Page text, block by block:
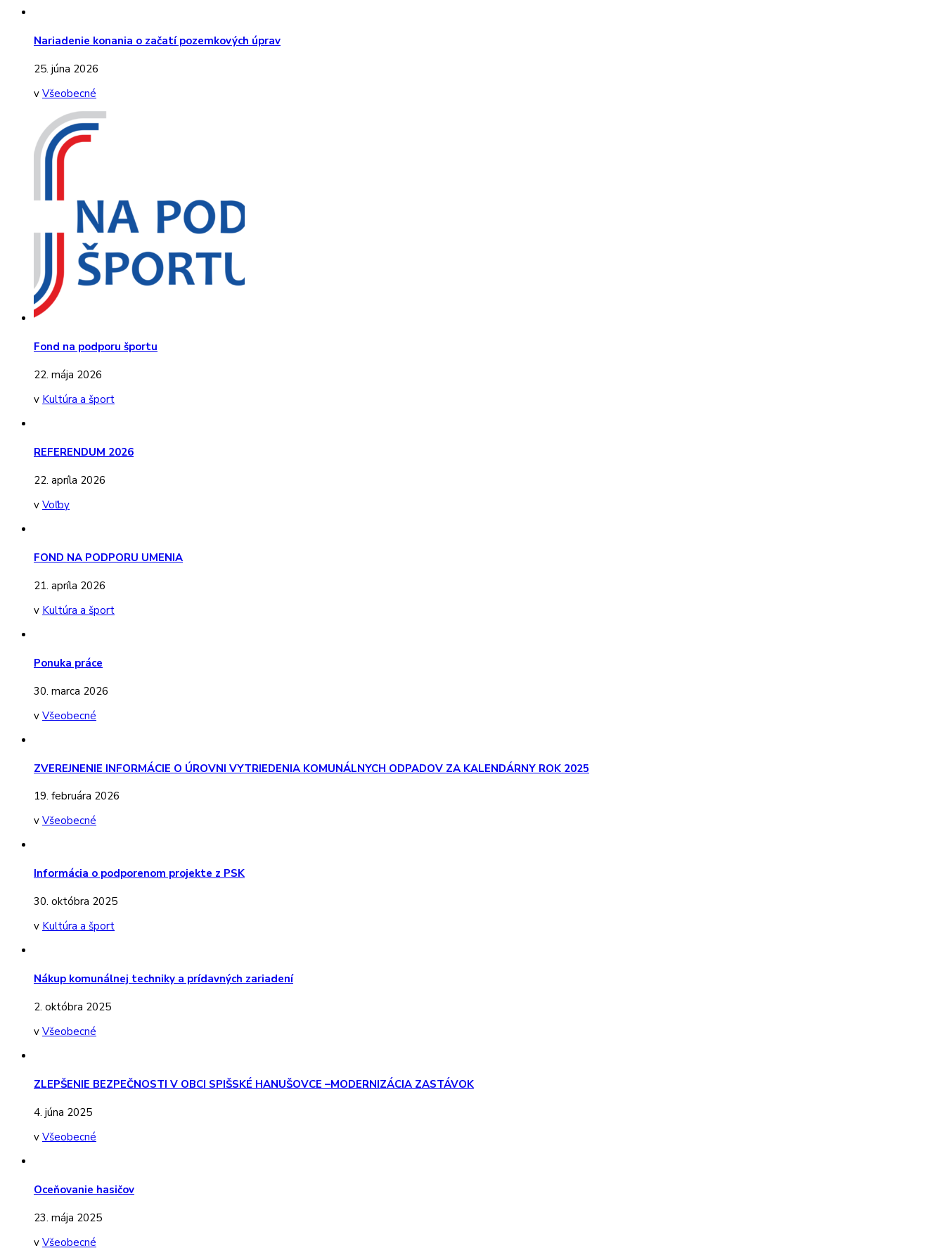
Nariadenie konania o začatí pozemkových úprav
25. júna 2026
v Všeobecné
Fond na podporu športu
22. mája 2026
v Kultúra a šport
REFERENDUM 2026
22. apríla 2026
v Voľby
FOND NA PODPORU UMENIA
21. apríla 2026
v Kultúra a šport
Ponuka práce
30. marca 2026
v Všeobecné
ZVEREJNENIE INFORMÁCIE O ÚROVNI VYTRIEDENIA KOMUNÁLNYCH ODPADOV ZA KALENDÁRNY ROK 2025
19. februára 2026
v Všeobecné
Informácia o podporenom projekte z PSK
30. októbra 2025
v Kultúra a šport
Nákup komunálnej techniky a prídavných zariadení
2. októbra 2025
v Všeobecné
ZLEPŠENIE BEZPEČNOSTI V OBCI SPIŠSKÉ HANUŠOVCE –MODERNIZÁCIA ZASTÁVOK
4. júna 2025
v Všeobecné
Oceňovanie hasičov
23. mája 2025
v Všeobecné